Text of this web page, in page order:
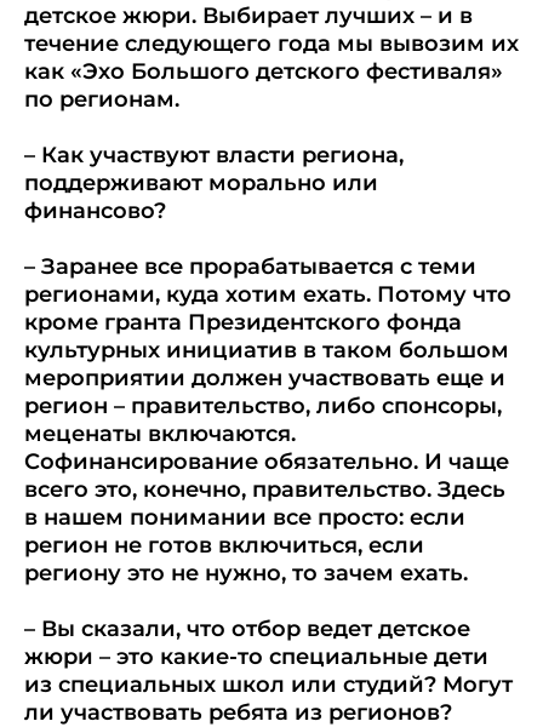
детское жюри. Выбирает лучших – и в
течение следующего года мы вывозим их
как «Эхо Большого детского фестиваля»
по регионам.
– Как участвуют власти региона,
поддерживают морально или
финансово?
– Заранее все прорабатывается с теми
регионами, куда хотим ехать. Потому что
кроме гранта Президентского фонда
культурных инициатив в таком большом
мероприятии должен участвовать еще и
регион – правительство, либо спонсоры,
меценаты включаются.
Софинансирование обязательно. И чаще
всего это, конечно, правительство. Здесь
в нашем понимании все просто: если
регион не готов включиться, если
региону это не нужно, то зачем ехать.
– Вы сказали, что отбор ведет детское
жюри – это какие-то специальные дети
из специальных школ или студий? Могут
ли участвовать ребята из регионов?